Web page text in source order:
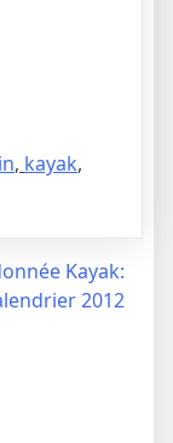
, kayak,
Kayak:
2012